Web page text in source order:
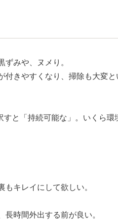
みや、ヌメり。
きやすくなり、掃除も大変
と「持続可能な」。いくら環
キレイにして欲しい。
時間外出する前が良い。